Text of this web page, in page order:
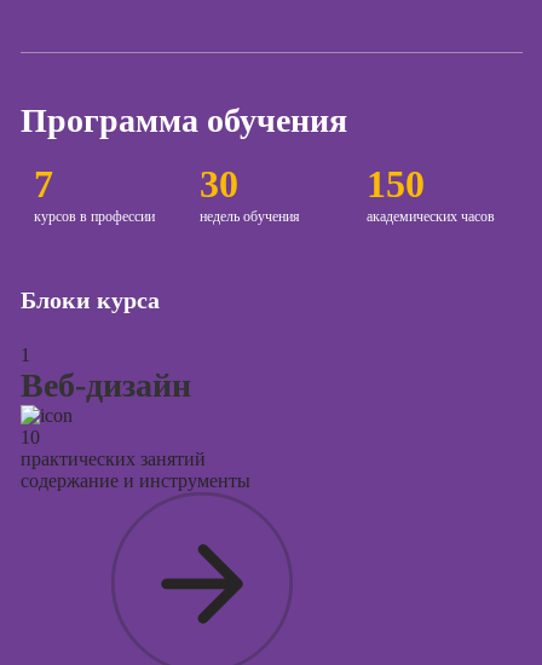
рекламы
Курсы
7
курсов в профессии
30
недель обучения
150
академических часов
Программа обучения
Блоки курса
1
Веб-дизайн
10
практических занятий
содержание и инструменты